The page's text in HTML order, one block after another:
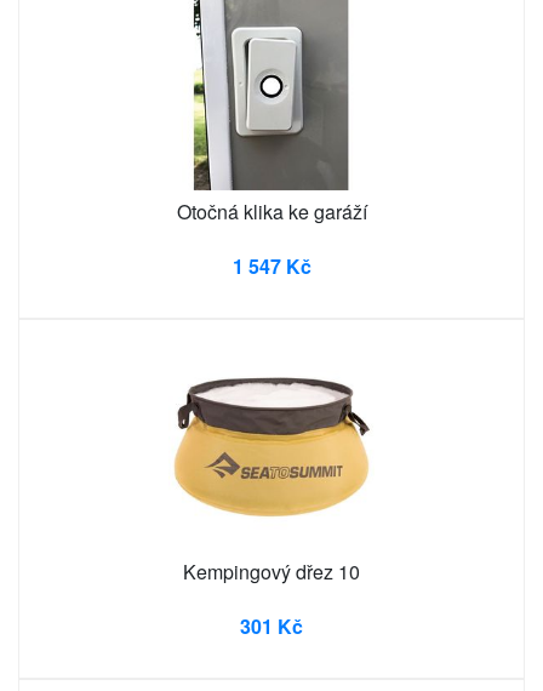
Otočná klika ke garáží
1 547 Kč
Kempingový dřez 10
301 Kč